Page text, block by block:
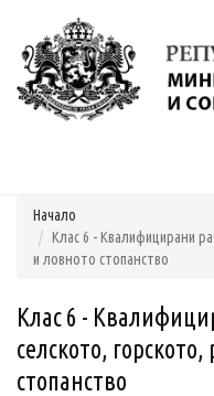
Моля,
обърнете
система
Начало
Клас 6 - Квалифицирани
и ловното стопанство
Клас 6 -
селското,
стопанство